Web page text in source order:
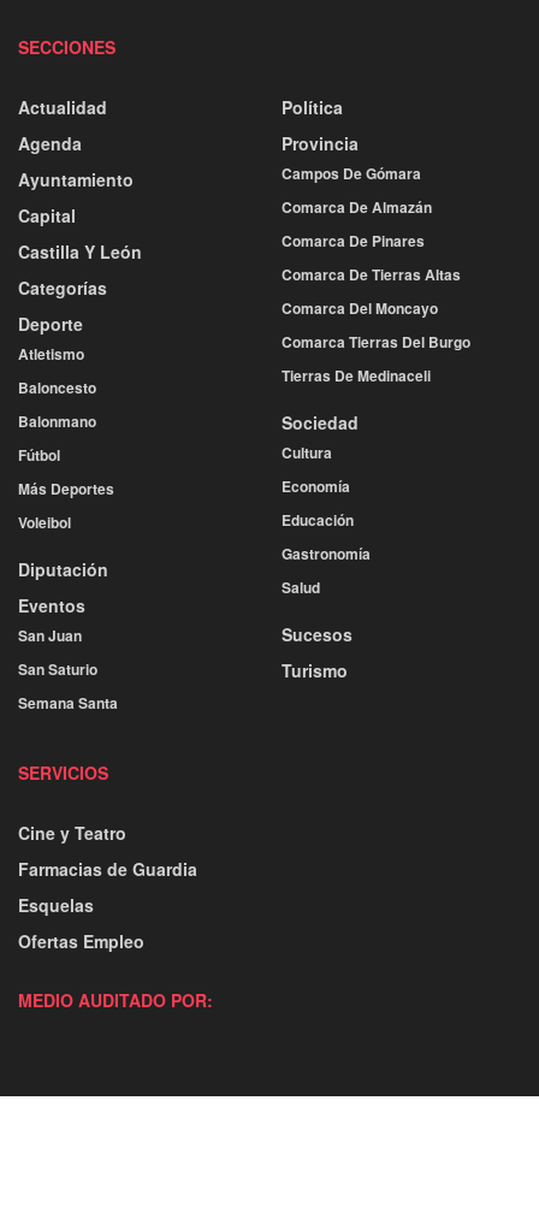
SECCIONES
Actualidad
Agenda
Ayuntamiento
Capital
Castilla Y León
Categorías
Deporte
Atletismo
Baloncesto
Balonmano
Fútbol
Más Deportes
Voleibol
Diputación
Eventos
San Juan
San Saturio
Semana Santa
Política
Provincia
Campos De Gómara
Comarca De Almazán
Comarca De Pinares
Comarca De Tierras Altas
Comarca Del Moncayo
Comarca Tierras Del Burgo
Tierras De Medinaceli
Sociedad
Cultura
Economía
Educación
Gastronomía
Salud
Sucesos
Turismo
SERVICIOS
Cine y Teatro
Farmacias de Guardia
Esquelas
Ofertas Empleo
MEDIO AUDITADO POR: